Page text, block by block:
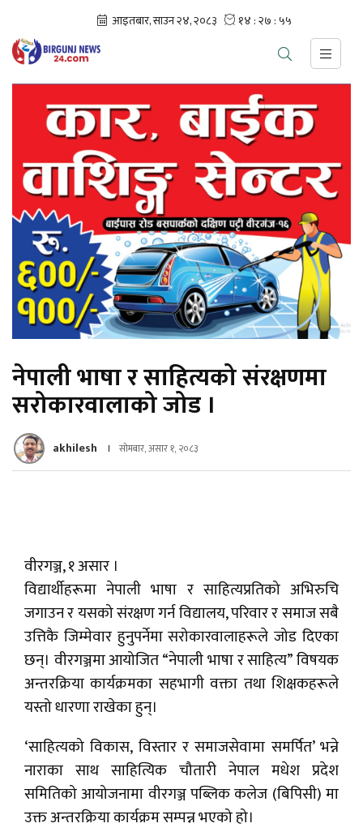
नेपाली भाषा र साहित्यको संरक्षणमा
सरोकारवालाको जोड ।
akhilesh सोमबार, असार १, २०८३
वीरगञ्ज, १ असार ।
विद्यार्थीहरूमा नेपाली भाषा र साहित्यप्रतिको अभिरुचि
जगाउन र यसको संरक्षण गर्न विद्यालय, परिवार र समाज सबै
उत्तिकै जिम्मेवार हुनुपर्नेमा सरोकारवालाहरूले जोड दिएका
छन्। वीरगञ्जमा आयोजित “नेपाली भाषा र साहित्य” विषयक
अन्तरक्रिया कार्यक्रमका सहभागी वक्ता तथा शिक्षकहरूले
यस्तो धारणा राखेका हुन्।
‘साहित्यको विकास, विस्तार र समाजसेवामा समर्पित’ भन्ने
नाराका साथ साहित्यिक चौतारी नेपाल मधेश प्रदेश
समितिको आयोजनामा वीरगञ्ज पब्लिक कलेज (बिपिसी) मा
उक्त अन्तरक्रिया कार्यक्रम सम्पन्न भएको हो।